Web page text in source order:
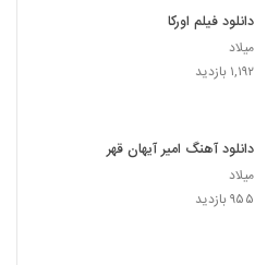
دانلود فیلم اورکا
میلاد
۱,۱۹۲ بازدید
دانلود آهنگ امیر آیهان قهر
میلاد
۹۵۵ بازدید